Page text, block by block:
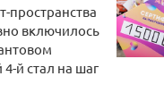
пространства
включилось
й стал на шаг